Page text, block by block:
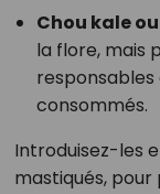
Chou kale
la flore, mais
consommés.
Introduisez-les
mastiqués,